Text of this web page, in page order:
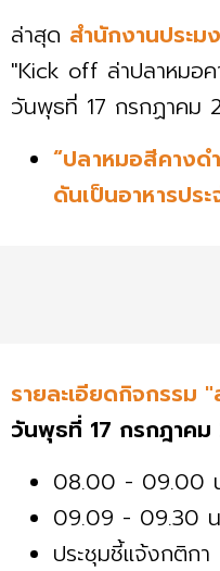
ล่าสุด สำนักงานประ
"Kick off ล่าปลาหมอ
วันพุธที่ 17 กรกฏาคม
“ปลาหมอสีคางด
ดันเป็นอาหารประ
รายละเอียดกิจกรรม
วันพุธที่ 17 กรกฎาคม
08.00 - 09.00 น
09.09 - 09.30 น.
ประชุมชี้แจ้งกติกา